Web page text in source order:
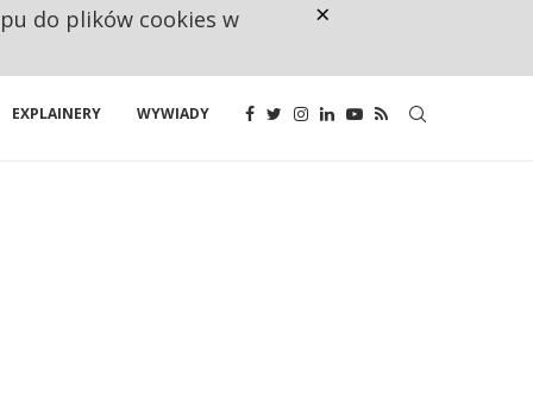
EXPLAINERY WYWIADY
do plików cookies w ×